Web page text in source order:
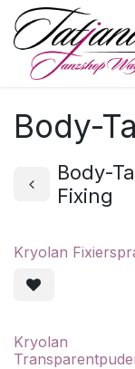
Zum Inhalt springen
Body-
Body-
Fixing
Kryolan
Kryolan